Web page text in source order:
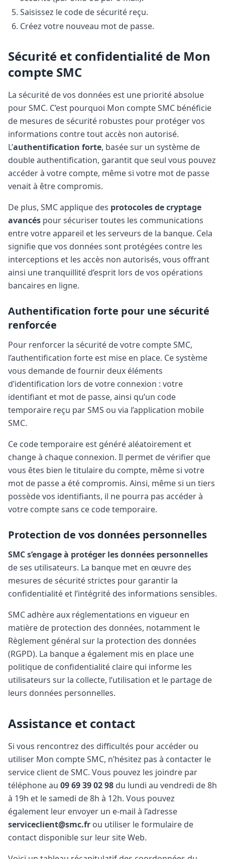
Saisissez le code de sécurité reçu.
Créez votre nouveau mot de passe.
Sécurité et confidentialité de Mon
compte SMC
La sécurité de vos données est une priorité absolue
pour SMC. C’est pourquoi Mon compte SMC bénéficie
de mesures de sécurité robustes pour protéger vos
informations contre tout accès non autorisé.
L’authentification forte, basée sur un système de
double authentification, garantit que seul vous pouvez
accéder à votre compte, même si votre mot de passe
venait à être compromis.
De plus, SMC applique des protocoles de cryptage
avancés pour sécuriser toutes les communications
entre votre appareil et les serveurs de la banque. Cela
signifie que vos données sont protégées contre les
interceptions et les accès non autorisés, vous offrant
ainsi une tranquillité d’esprit lors de vos opérations
bancaires en ligne.
Authentification forte pour une sécurité
renforcée
Pour renforcer la sécurité de votre compte SMC,
l’authentification forte est mise en place. Ce système
vous demande de fournir deux éléments
d’identification lors de votre connexion : votre
identifiant et mot de passe, ainsi qu’un code
temporaire reçu par SMS ou via l’application mobile
SMC.
Ce code temporaire est généré aléatoirement et
change à chaque connexion. Il permet de vérifier que
vous êtes bien le titulaire du compte, même si votre
mot de passe a été compromis. Ainsi, même si un tiers
possède vos identifiants, il ne pourra pas accéder à
votre compte sans ce code temporaire.
Protection de vos données personnelles
SMC s’engage à protéger les données personnelles
de ses utilisateurs. La banque met en œuvre des
mesures de sécurité strictes pour garantir la
confidentialité et l’intégrité des informations sensibles.
SMC adhère aux réglementations en vigueur en
matière de protection des données, notamment le
Règlement général sur la protection des données
(RGPD). La banque a également mis en place une
politique de confidentialité claire qui informe les
utilisateurs sur la collecte, l’utilisation et le partage de
leurs données personnelles.
Assistance et contact
Si vous rencontrez des difficultés pour accéder ou
utiliser Mon compte SMC, n’hésitez pas à contacter le
service client de SMC. Vous pouvez les joindre par
téléphone au 09 69 39 02 98 du lundi au vendredi de 8h
à 19h et le samedi de 8h à 12h. Vous pouvez
également leur envoyer un e-mail à l’adresse
serviceclient@smc.fr ou utiliser le formulaire de
contact disponible sur leur site Web.